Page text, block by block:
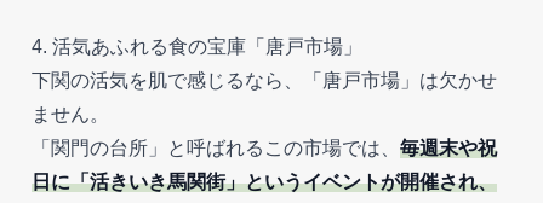
4. 活気あふれる食の宝庫「唐戸市場」
下関の活気を肌で感じるなら、「唐戸市場」は欠かせ
ません。
「関門の台所」と呼ばれるこの市場では、 毎週末や祝
日に「活きいき馬関街」というイベントが開催され、